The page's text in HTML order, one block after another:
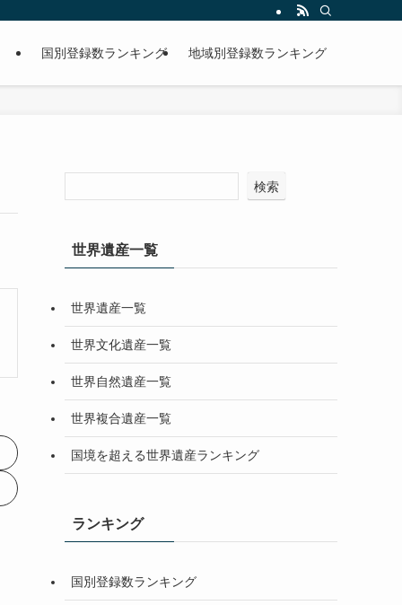
国別登録数ランキング 地域別登録数ランキング
検索
世界遺産一覧
世界遺産一覧
世界文化遺産一覧
世界自然遺産一覧
世界複合遺産一覧
国境を超える世界遺産ランキング
ランキング
国別登録数ランキング